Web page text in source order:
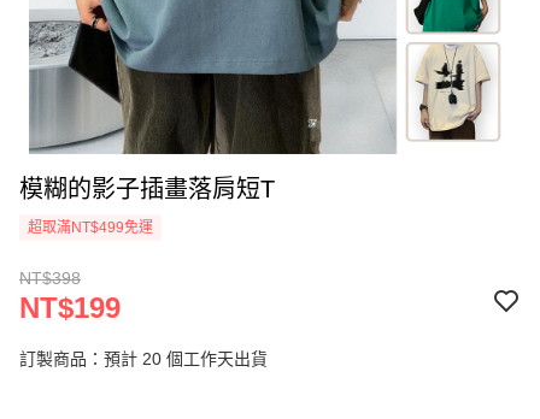
模糊的影子插畫落肩短T
超取滿NT$499免運
NT$398
NT$199
訂製商品：預計 20 個工作天出貨